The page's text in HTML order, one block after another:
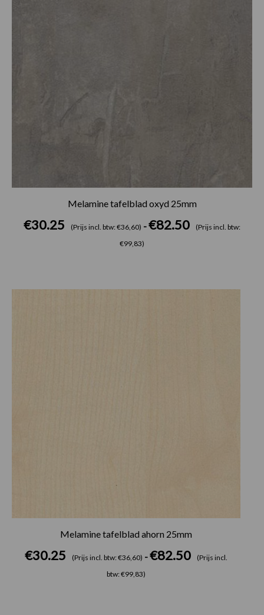
Melamine tafelblad oxyd 25mm
€30.25 (Prijs incl. btw: €36,60) -€82.50
(Prijs incl. btw:
€99,83)
Melamine tafelblad ahorn 25mm
€30.25 (Prijs incl. btw: €36,60) -€82.50
(Prijs incl.
btw: €99,83)